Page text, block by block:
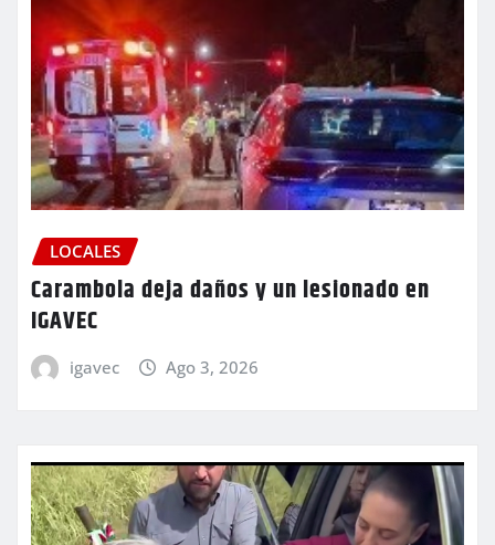
LOCALES
Carambola deja daños y un lesionado en
IGAVEC
igavec Ago 3, 2026